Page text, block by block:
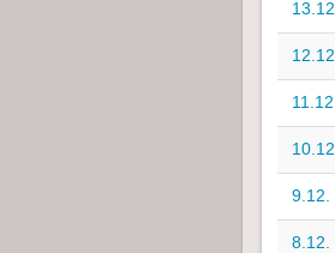
13.12.
12.12.
11.12.
10.12.
9.12.
8.12.